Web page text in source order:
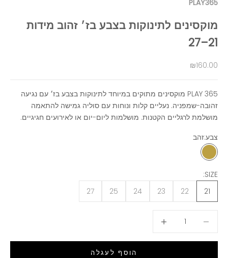
PLAY365
מוקסינים לתינוקות בצבע בז׳ זהוב מידות
21–27
מחיר מבצע
₪160.00
PLAY 365 מוקסינים מתוקים במיוחד לתינוקות בצבע בז׳ עם נגיעה
זהובה-שמפניה. נעליים קלות ונוחות עם סוליה גמישה להתאמה
מושלמת לרגליים הקטנות. מושלמות ליום-יום או לאירועים חגיגיים.
צבע:זהב
זהב
SIZE:
21
22
23
24
25
27
הוסף לעגלה